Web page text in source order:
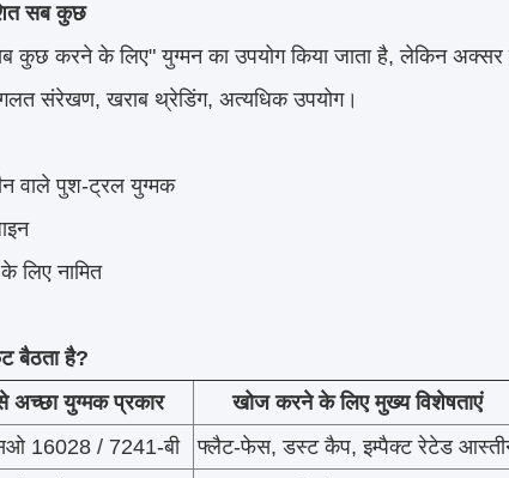
सब कुछ
कुछ करने के लिए" युग्मन का उपयोग किया जाता है, लेकिन
संरेखण, खराब थ्रेडिंग, अत्यधिक उपयोग।
वाले पुश-ट्रल युग्मक
लिए नामित
बैठता है?
अच्छा युग्मक प्रकार
खोज करने के लिए मुख्य विशेषताएं
16028 / 7241-बी
फ्लैट-फेस, डस्ट कैप, इम्पैक्ट रेटेड